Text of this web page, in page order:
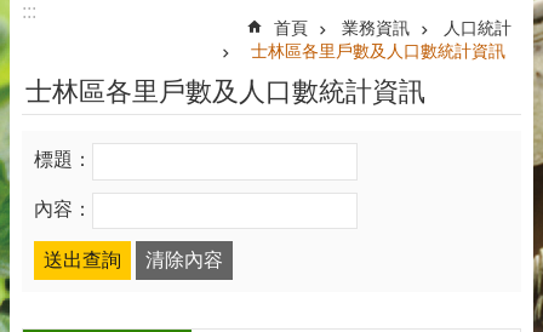
:::
首頁 業務資訊
人口統計
士林區各里戶數及人口數統計資訊
士林區各里戶數及人口數統計資訊
標題：
內容：